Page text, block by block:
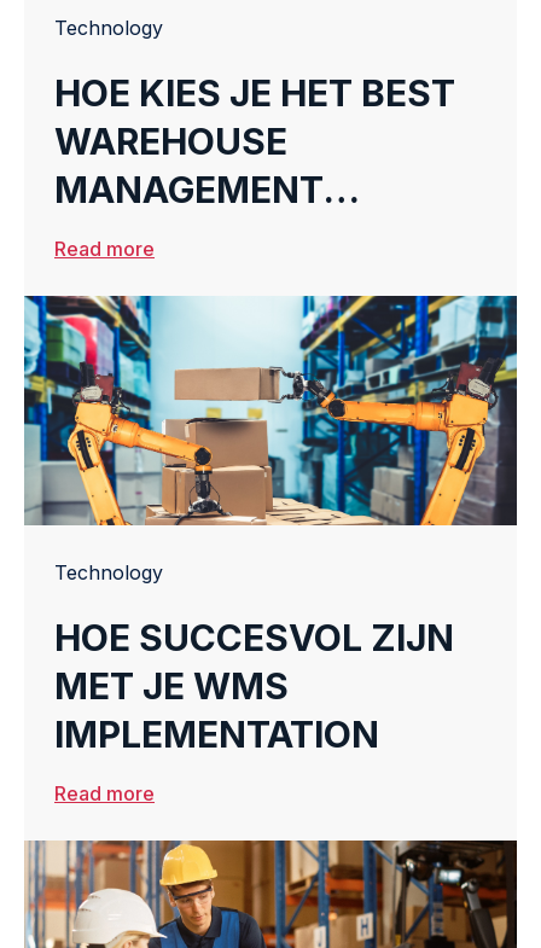
Technology
HOE KIES JE HET BEST
WAREHOUSE
MANAGEMENT
SYSTEM?
Read more
Technology
HOE SUCCESVOL ZIJN
MET JE WMS
IMPLEMENTATION
Read more